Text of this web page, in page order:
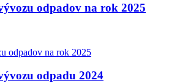
odpadov na rok 2025
odpadov na rok 2025
odpadu 2024